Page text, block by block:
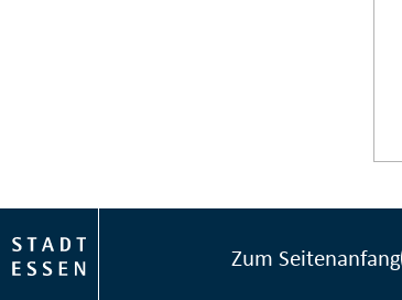
Zum Seitenanfang